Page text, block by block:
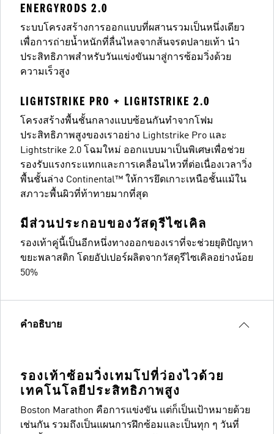
ENERGYRODS 2.0
ระบบโครงสร้างการออกแบบที่ผสานรวมเป็นหนึ่งเดียว
เพื่อการถ่ายน้ำหนักที่ลื่นไหลจากส้นจรดปลายเท้า นำ
ประสิทธิภาพสำหรับวันแข่งขันมาสู่การซ้อมวิ่งด้วย
ความเร็วสูง
LIGHTSTRIKE PRO + LIGHTSTRIKE 2.0
โครงสร้างพื้นชั้นกลางแบบซ้อนกันทำจากโฟม
ประสิทธิภาพสูงของเราอย่าง Lightstrike Pro และ
Lightstrike 2.0 โฉมใหม่ ออกแบบมาเป็นพิเศษเพื่อช่วย
รองรับแรงกระแทกและการเคลื่อนไหวที่ต่อเนื่องเวลาวิ่ง
พื้นชั้นล่าง Continental™ ให้การยึดเกาะเหนือชั้นแม้ใน
สภาวะพื้นผิวที่ท้าทายมากที่สุด
มีส่วนประกอบของวัสดุรีไซเคิล
รองเท้าคู่นี้เป็นอีกหนึ่งทางออกของเราที่จะช่วยยุติปัญหา
ขยะพลาสติก โดยอัปเปอร์ผลิตจากวัสดุรีไซเคิลอย่างน้อย
50%
คำอธิบาย
รองเท้าซ้อมวิ่งเทมโปที่ว่องไวด้วย
เทคโนโลยีประสิทธิภาพสูง
Boston Marathon คือการแข่งขัน แต่ก็เป็นเป้าหมายด้วย
เช่นกัน รวมถึงเป็นแผนการฝึกซ้อมและเป็นทุก ๆ วันที่